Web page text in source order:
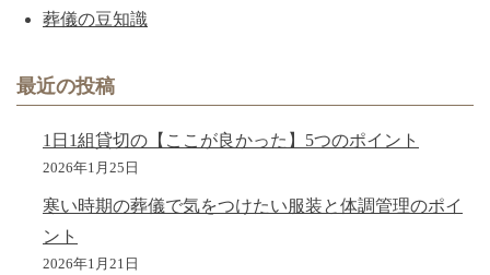
葬儀の豆知識
最近の投稿
1日1組貸切の【ここが良かった】5つのポイント
2026年1月25日
寒い時期の葬儀で気をつけたい服装と体調管理のポイ
ント
2026年1月21日